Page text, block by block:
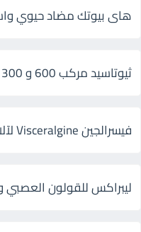
هاى بيوتك مضاد حيوي
ثيوتاسيد مركب 600 و 300 لإلتهاب الأعصاب
فيسرالجين Visceralgine لآلام الجهاز الهضمى
ليبراكس للقولون العصبي